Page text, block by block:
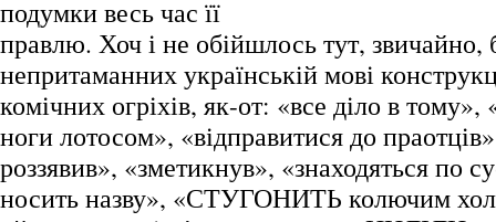
подумки весь час її
правлю. Хоч і не обійшлось тут, звичайно,
непритаманних українській мові
комічних огріхів, як-от: «все діло в
ноги лотосом», «відправитися до
роззявив», «зметикнув», «знаходяться по
носить назву», «СТУГОНИТЬ колючим